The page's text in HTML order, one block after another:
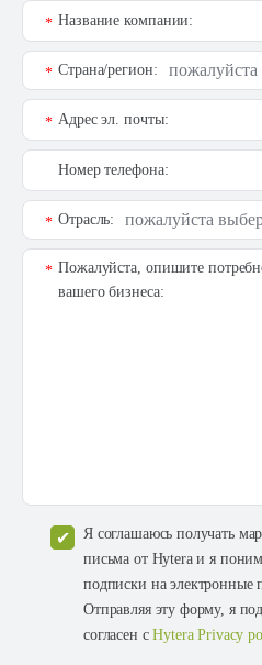
Название компании:
*
Страна/регион:
*
Адрес эл. почты:
*
Номер телефона:
Отрасль:
*
Пожалуйста, опишите
вашего бизнеса:
*
Я соглашаюсь получать
письма от Hytera и я
подписки на электронные
Отправляя эту форму, я
согласен сHytera Privacy